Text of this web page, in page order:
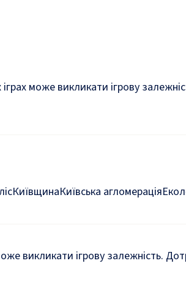
може викликати ігрову
КиївщинаКиївська агломерація
викликати ігрову залежність.